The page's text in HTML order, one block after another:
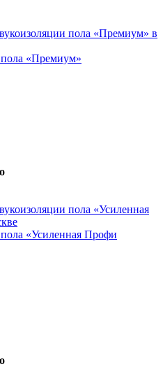
пола «Премиум»
«Усиленная Профи